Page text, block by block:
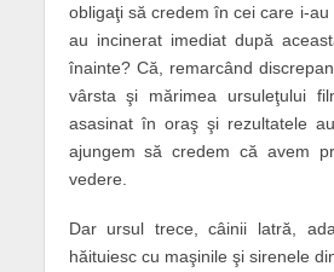
obligaţi să credem în cei care i-
au incinerat imediat după
înainte? Că, remarcând
vârsta şi mărimea ursuleţului
asasinat în oraş şi rezultatele
ajungem să credem că avem
vedere.
Dar ursul trece, câinii latră,
hăituiesc cu maşinile şi sirenele